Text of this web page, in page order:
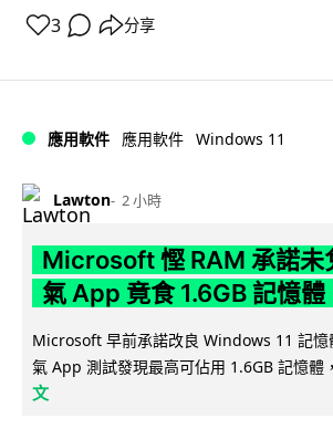
3 分享
應用軟件 應用軟件 Windows 11
Lawton 2 小時
Microsoft 慳 RAM 承諾未
氣 App 竟食 1.6GB 記憶體
Microsoft 早前承諾改良 Windows 11 記憶
氣 App 測試發現最高可佔用 1.6GB 記憶體
文